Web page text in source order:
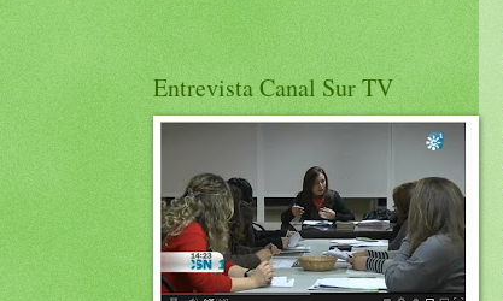
Entrevista Canal Sur TV